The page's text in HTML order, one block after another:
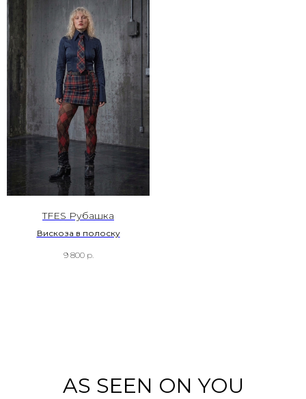
TFES Рубашка
Вискоза в полоску
9 800 р.
AS SEEN ON YOU